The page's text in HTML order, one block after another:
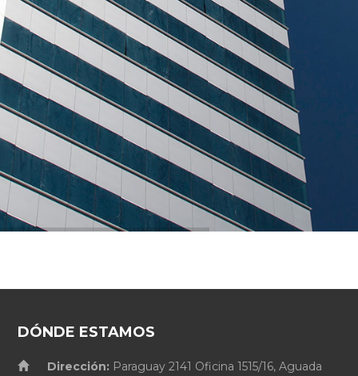
DÓNDE ESTAMOS
Dirección: Paraguay 2141 Oficina 1515/16, Aguada